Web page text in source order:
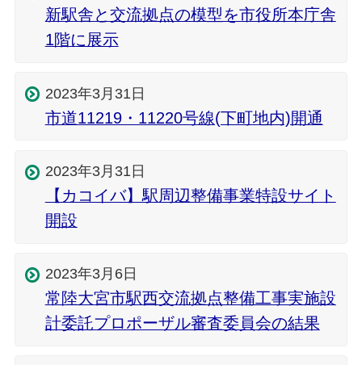
新駅舎と交流拠点の模型を市役所本庁舎
1階に展示
2023年3月31日
市道11219・11220号線(下町地内)開通
2023年3月31日
【カコイバ】駅周辺整備事業特設サイト
開設
2023年3月6日
常陸大宮市駅西交流拠点整備工事実施設
計委託プロポーザル審査委員会の結果